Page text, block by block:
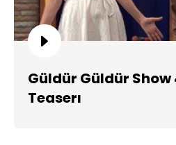
Güldür Güldür Show
Teaserı